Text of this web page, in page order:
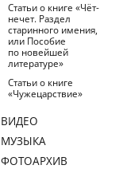
Статьи о книге «Чёт-
нечет. Раздел
старинного имения,
или Пособие
по новейшей
литературе»
Статьи о книге
«Чужецарствие»
ВИДЕО
МУЗЫКА
ФОТОАРХИВ